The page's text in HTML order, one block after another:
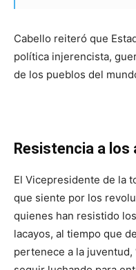
Cabello reiteró que
política injerencista,
de los pueblos del
Resistencia a los
El Vicepresidente de la
que siente por los
quienes han resistido
lacayos, al tiempo que
pertenece a la juventud,